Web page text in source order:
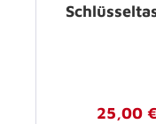
25,00